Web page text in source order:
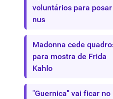
voluntários para posar
nus
Madonna cede
para mostra de Frida
Kahlo
"Guernica" vai ficar no